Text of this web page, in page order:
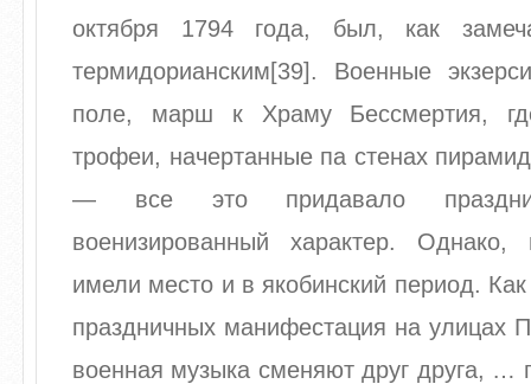
октября 1794 года, был, как
термидорианским[39]. Военные
поле, марш к Храму Бессмертия,
трофеи, начертанные па стенах
— все это придавало
военизированный характер. Однако,
имели место и в якобинский период.
праздничных манифестация на улицах
военная музыка сменяют друг друга, …